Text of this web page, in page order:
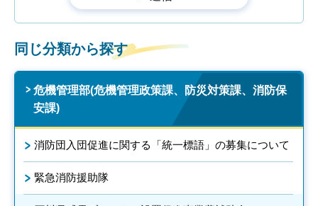
同じ分類から探す
危機管理部(危機管理政策課、防災対策課、消防保
安課)
消防団入団促進に関する「統一標語」の募集について
緊急消防援助隊